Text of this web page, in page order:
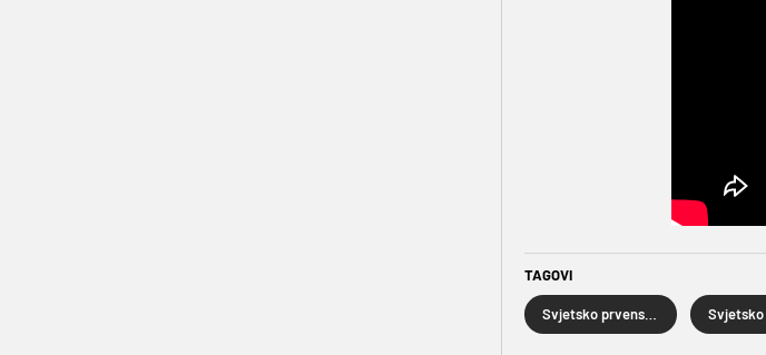
TAGOVI
Svjetsko prvenstvo u nogometu 2026.